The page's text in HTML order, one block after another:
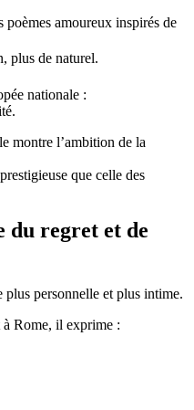
poèmes amoureux inspirés de
plus de naturel.
nationale :
montre l’ambition de la
que celle des
du regret et de
plus personnelle et plus intime.
Rome, il exprime :